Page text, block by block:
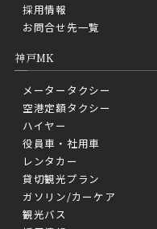
採用情報
お問合せ先一覧
神戸MK
メータータクシー
空港定額タクシー
ハイヤー
役員車・社用車
レンタカー
貸切観光プラン
ガソリン/カーケア
観光バス